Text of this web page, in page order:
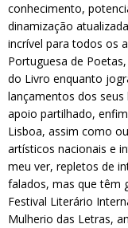
conhecimento,
dinamização
incrível para todos os
Portuguesa de
do Livro enquanto
lançamentos dos
apoio partilhado,
Lisboa, assim como
artísticos nacionais e
meu ver, repletos de
falados, mas que têm
Festival Literário
Mulherio das Letras,